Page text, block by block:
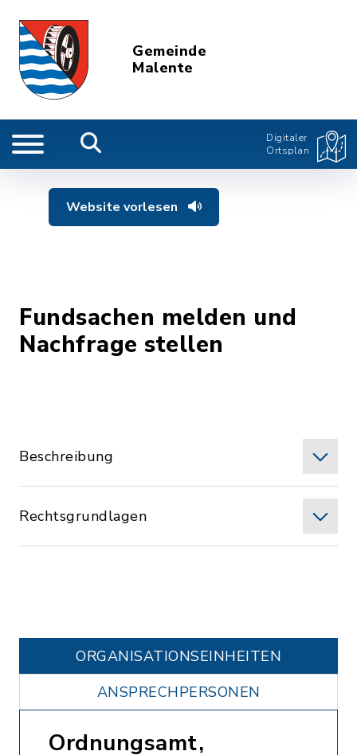
Gemeinde
Malente
Digitaler
Ortsplan
Website vorlesen
Fundsachen melden und
Nachfrage stellen
Beschreibung
Rechtsgrundlagen
ORGANISATIONS­EINHEITEN
ANSPRECHPERSONEN
Ordnungsamt,